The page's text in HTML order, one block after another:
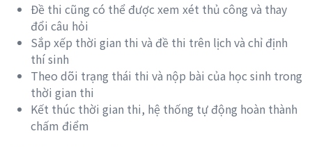
Đề thi cũng có thể được xem xét thủ công và thay
đổi câu hỏi
Sắp xếp thời gian thi và đề thi trên lịch và chỉ định
thí sinh
Theo dõi trạng thái thi và nộp bài của học sinh trong
thời gian thi
Kết thúc thời gian thi, hệ thống tự động hoàn thành
chấm điểm